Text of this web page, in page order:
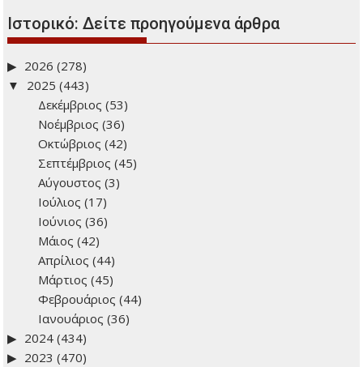
Ιστορικό: Δείτε προηγούμενα άρθρα
2026 (278)
2025 (443)
Δεκέμβριος (53)
Νοέμβριος (36)
Οκτώβριος (42)
Σεπτέμβριος (45)
Αύγουστος (3)
Ιούλιος (17)
Ιούνιος (36)
Μάιος (42)
Απρίλιος (44)
Μάρτιος (45)
Φεβρουάριος (44)
Ιανουάριος (36)
2024 (434)
2023 (470)